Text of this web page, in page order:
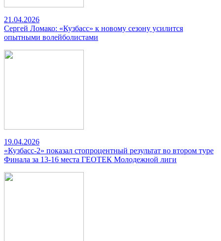
21.04.2026
Сергей Ломако: «Кузбасс» к новому сезону усилится
опытными волейболистами
19.04.2026
«Кузбасс-2» показал стопроцентный результат во втором туре
Финала за 13-16 места ГЕОТЕК Молодежной лиги